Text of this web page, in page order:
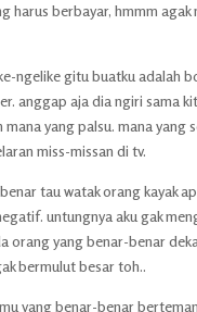
berbayar, hmmm agak
ngelike gitu buatku adalah
anggap aja dia ngiri sama
yang palsu. mana yang
miss-missan di tv.
tau watak orang kayak
untungnya aku gak
orang yang benar-benar
bermulut besar toh..
yang benar-benar